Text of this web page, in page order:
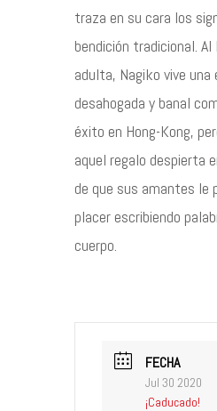
traza en su cara los
bendición tradicional.
adulta, Nagiko vive
desahogada y banal
éxito en Hong-Kong,
aquel regalo despierta
de que sus amantes le
placer escribiendo
cuerpo.
FECHA
Jul 30 2020
¡Caducado!